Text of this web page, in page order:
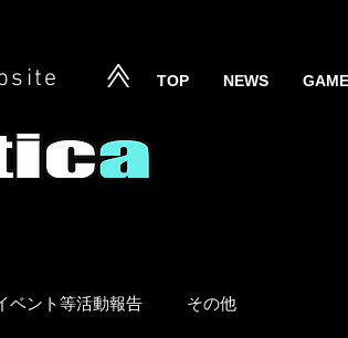
TOP NEWS GAME
ベント等活動報告 その他